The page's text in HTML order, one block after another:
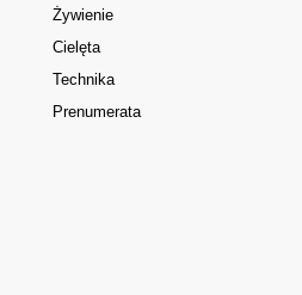
Żywienie
Cielęta
Technika
Prenumerata